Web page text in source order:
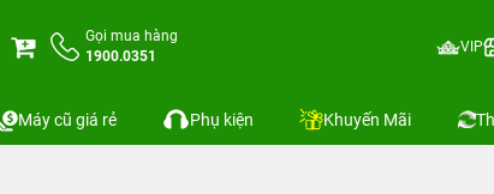
Gọi mua hàng
1900.0351
VIP
Máy cũ giá rẻ Phụ kiện Khuyến Mãi